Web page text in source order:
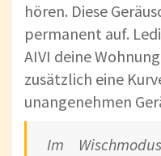
hören. Diese
permanent auf.
AIVI deine
zusätzlich eine
unangenehmen
Im